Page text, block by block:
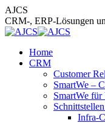
Zum
Inhalt
springen
AJCS
CRM-, ERP-Lösungen
Home
CRM
Customer
SmartWe –
SmartWe für
Infra-